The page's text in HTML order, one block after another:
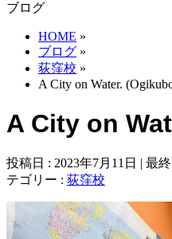
ブログ
HOME »
ブログ »
荻窪校 »
A City on Water.
A City on
投稿日 : 2023年7月11日 最
テゴリー : 荻窪校